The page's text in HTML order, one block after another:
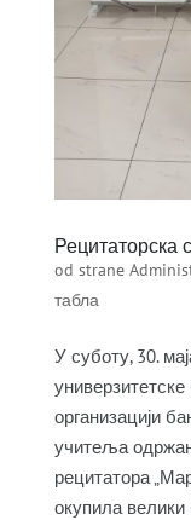
Рецитаторска
od strane
табла
У суботу, 30.
организацији
учитеља
рецитатора
окупила велики